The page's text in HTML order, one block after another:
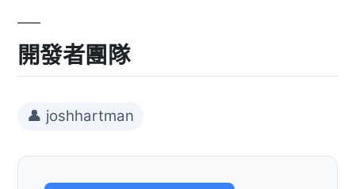
開發者團隊
👤 joshhartman